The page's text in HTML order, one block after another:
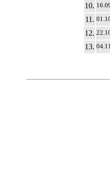
10.
11.
12.
13.